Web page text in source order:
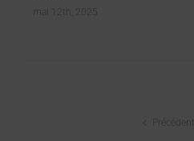
mai 12th, 2025
Précédent